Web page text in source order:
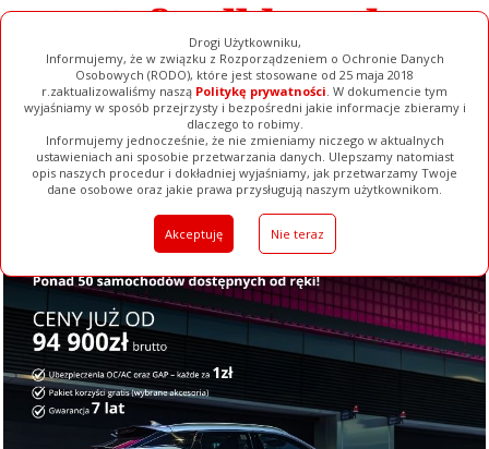
Drogi Użytkowniku,
Informujemy, że w związku z Rozporządzeniem o Ochronie Danych
Osobowych (RODO), które jest stosowane od 25 maja 2018
r.zaktualizowaliśmy naszą Politykę prywatności. W dokumencie tym
wyjaśniamy w sposób przejrzysty i bezpośredni jakie informacje zbieramy i
dlaczego to robimy.
Informujemy jednocześnie, że nie zmieniamy niczego w aktualnych
ustawieniach ani sposobie przetwarzania danych. Ulepszamy natomiast
opis naszych procedur i dokładniej wyjaśniamy, jak przetwarzamy Twoje
dane osobowe oraz jakie prawa przysługują naszym użytkownikom.
Akceptuję Nie teraz
Ogłoszenia Filmy Galerie Baza Firm Pełna Wersja